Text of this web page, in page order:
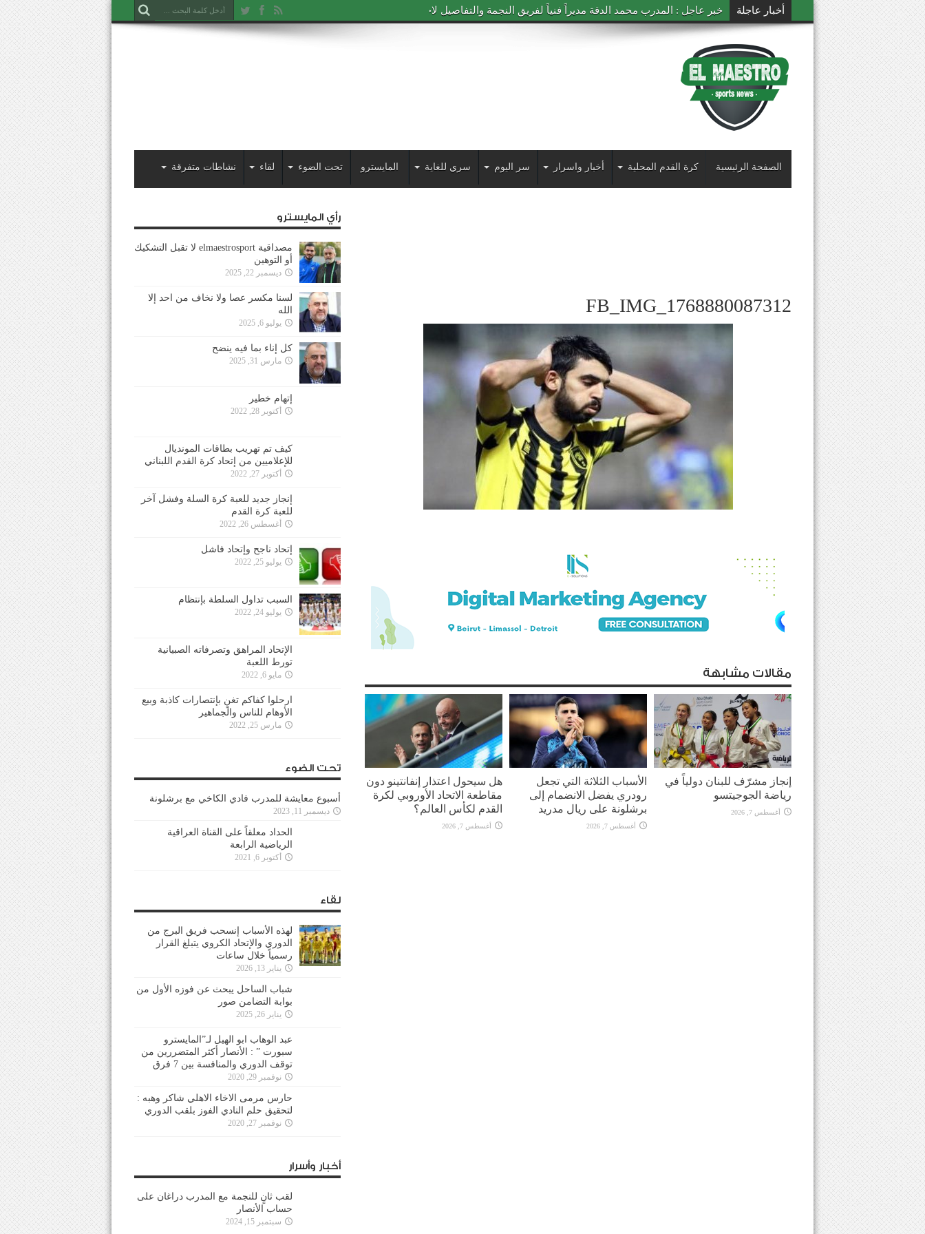
أخبار عاجلة خبر عاجل : المدرب محمد الدقة مديراً فنياً لفريق النجمة والتفاصيل لاحقاً
الصفحة الرئيسية كرة القدم المحلية أخبار واسرار سر اليوم سري للغاية المايسترو تحت الضوء لقاء نشاطات متفرقة
FB_IMG_1768880087312
مقالات مشابهة
إنجاز مشرّف للبنان دولياً في
رياضة الجوجيتسو
أغسطس 7, 2026
الأسباب الثلاثة التي تجعل
رودري يفضل الانضمام إلى
برشلونة على ريال مدريد
أغسطس 7, 2026
هل سيحول اعتذار إنفانتينو دون
مقاطعة الاتحاد الأوروبي لكرة
القدم لكأس العالم؟
أغسطس 7, 2026
رأي المايسترو
مصداقية elmaestrosport لا تقبل التشكيك
أو التوهين
ديسمبر 22, 2025
لسنا مكسر عصا ولا نخاف من احد إلا
الله
يوليو 6, 2025
كل إناء بما فيه ينضح
مارس 31, 2025
إتهام خطير
أكتوبر 28, 2022
كيف تم تهريب بطاقات المونديال
للإعلاميين من إتحاد كرة القدم اللبناني
أكتوبر 27, 2022
إنجاز جديد للعبة كرة السلة وفشل آخر
للعبة كرة القدم
أغسطس 26, 2022
إتحاد ناجح وإتحاد فاشل
يوليو 25, 2022
السبب تداول السلطة بإنتظام
يوليو 24, 2022
الإتحاد المراهق وتصرفاته الصبيانية
تورط اللعبة
مايو 6, 2022
ارحلوا كفاكم تغنٍ بإنتصارات كاذبة وبيع
الأوهام للناس والجماهير
مارس 25, 2022
تحت الضوء
أسبوع معايشة للمدرب فادي الكاخي مع برشلونة
ديسمبر 11, 2023
الحداد معلقاً على القناة العراقية
الرياضية الرابعة
أكتوبر 6, 2021
لقاء
لهذه الأسباب إنسحب فريق البرج من
الدوري والإتحاد الكروي يتبلغ القرار
رسمياً خلال ساعات
يناير 13, 2026
شباب الساحل يبحث عن فوزه الأول من
بوابة التضامن صور
يناير 26, 2025
عبد الوهاب ابو الهيل لـ”المايسترو
سبورت ” : الأنصار أكثر المتضررين من
توقف الدوري والمنافسة بين 7 فرق
نوفمبر 29, 2020
حارس مرمى الاخاء الاهلي شاكر وهبه :
لتحقيق حلم النادي الفوز بلقب الدوري
نوفمبر 27, 2020
أخبار وأسرار
لقب ثانٍ للنجمة مع المدرب دراغان على
حساب الأنصار
سبتمبر 15, 2024